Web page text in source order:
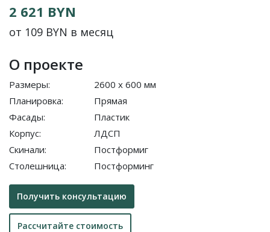
2 621 BYN
от 109 BYN в месяц
О проекте
Размеры:
Планировка:
Фасады:
Корпус:
Скинали:
Столешница:
2600 x 600 мм
Прямая
Пластик
ЛДСП
Постформиг
Постформинг
Получить консультацию
Рассчитайте стоимость